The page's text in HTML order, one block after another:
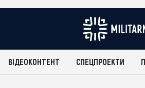
ВІДЕОКОНТЕНТ СПЕЦПРОЕКТИ